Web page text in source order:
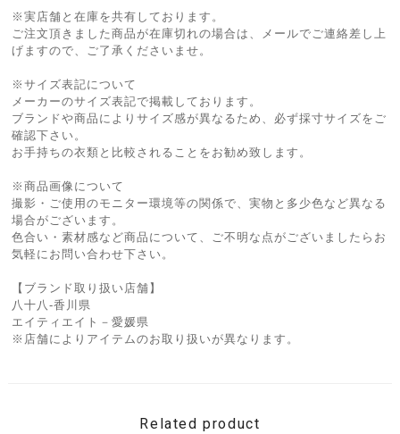
※実店舗と在庫を共有しております。
ご注文頂きました商品が在庫切れの場合は、メールでご連絡差し上
げますので、ご了承くださいませ。
※サイズ表記について
メーカーのサイズ表記で掲載しております。
ブランドや商品によりサイズ感が異なるため、必ず採寸サイズをご
確認下さい。
お手持ちの衣類と比較されることをお勧め致します。
※商品画像について
撮影・ご使用のモニター環境等の関係で、実物と多少色など異なる
場合がございます。
色合い・素材感など商品について、ご不明な点がございましたらお
気軽にお問い合わせ下さい。
【ブランド取り扱い店舗】
八十八-香川県
エイティエイト－愛媛県
※店舗によりアイテムのお取り扱いが異なります。
Related product